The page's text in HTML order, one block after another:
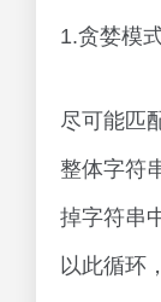
1.贪婪模
尽可能匹
整体字符
掉字符串
以此循环